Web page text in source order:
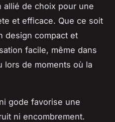
allié de choix pour une
et efficace. Que ce soit
design compact et
facile, même dans
lors de moments où la
gode favorise une
ni encombrement.